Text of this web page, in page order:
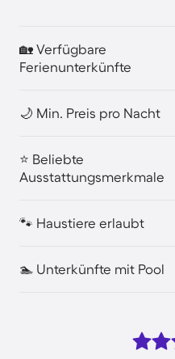
🏡 Verfügbare
Ferienunterkünfte
🌙 Min. Preis pro Nacht
⭐ Beliebte
Ausstattungsmerkmale
🐾 Haustiere erlaubt
🏊 Unterkünfte mit Pool